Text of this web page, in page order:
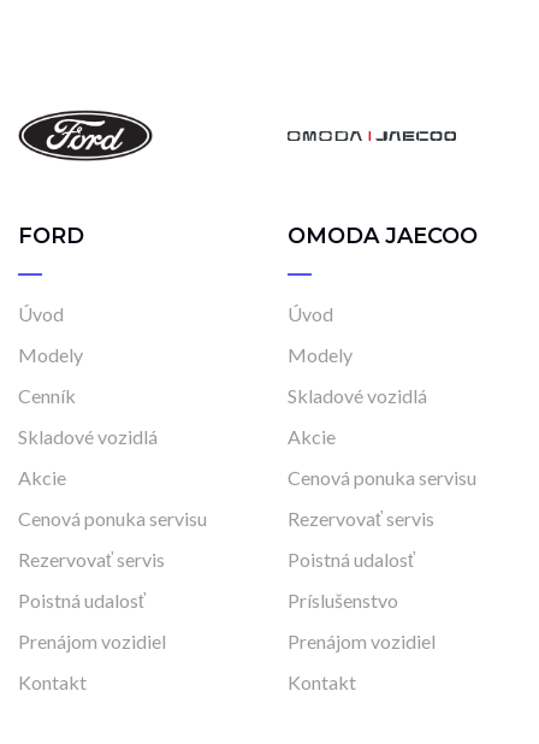
FORD
Úvod
Modely
Cenník
Skladové vozidlá
Akcie
Cenová ponuka servisu
Rezervovať servis
Poistná udalosť
Prenájom vozidiel
Kontakt
OMODA JAECOO
Úvod
Modely
Skladové vozidlá
Akcie
Cenová ponuka servisu
Rezervovať servis
Poistná udalosť
Príslušenstvo
Prenájom vozidiel
Kontakt